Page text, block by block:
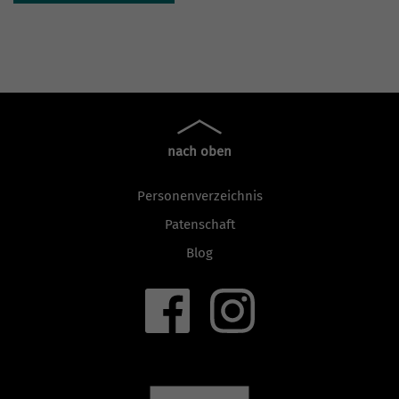
nach oben
Personenverzeichnis
Patenschaft
Blog